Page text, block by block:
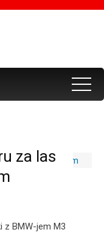
za las
z BMW-jem M3